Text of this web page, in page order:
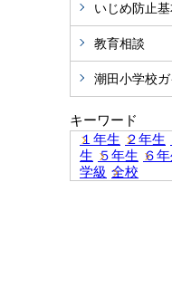
いじめ防止
教育相談
潮田小学校
キーワード
１年生 ２年生
生 ５年生 ６
学級 全校